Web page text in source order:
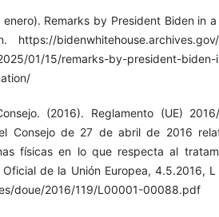
Remarks by President Biden in a
01/15/remarks-by-president-biden-
(2016). Reglamento (UE)
Consejo de 27 de abril de 2016
físicas en lo que respecta al
de la Unión Europea, 4.5.2016,
doue/2016/119/L00001-00088.pdf